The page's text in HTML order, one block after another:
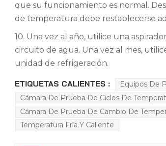
que su funcionamiento es normal.
de temperatura debe restablecerse
10. Una vez al año, utilice una
circuito de agua. Una vez al mes,
unidad de refrigeración.
ETIQUETAS CALIENTES :
Equipos De
Cámara De Prueba De Ciclos De
Cámara De Prueba De Cambio De
Temperatura Fría Y Caliente